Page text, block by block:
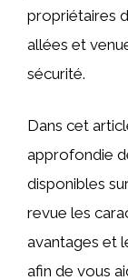
propriétaires
allées et
sécurité.
Dans cet
approfondie
disponibles
revue les
avantages et
afin de vous